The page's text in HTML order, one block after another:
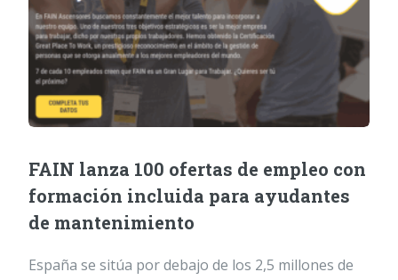
FAIN lanza 100 ofertas de empleo con
formación incluida para ayudantes
de mantenimiento
España se sitúa por debajo de los 2,5 millones de